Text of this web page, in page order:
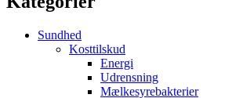
Sundhed
Kosttilskud
Energi
Udrensning
Mælkesyrebakterier